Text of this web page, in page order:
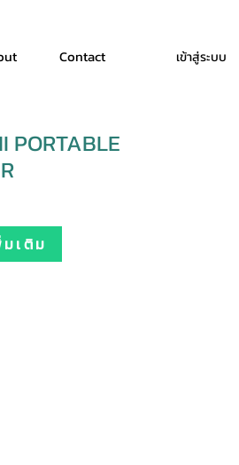
Contact เข้าสู่ระบบ
เติม